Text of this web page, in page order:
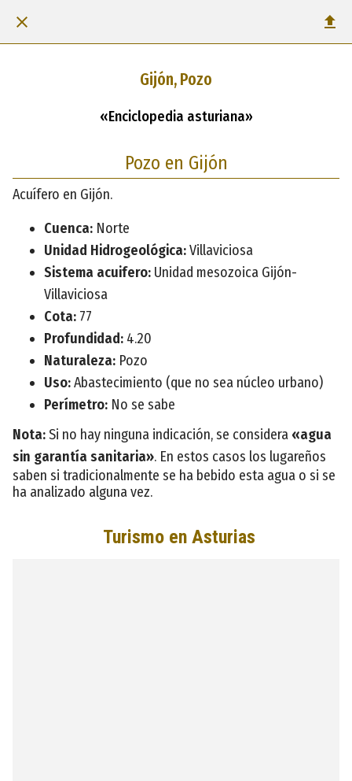
Gijón, Pozo
«Enciclopedia asturiana»
Pozo en Gijón
Acuífero en Gijón.
Cuenca: Norte
Unidad Hidrogeológica:Villaviciosa
Sistema acuifero: Unidad mesozoica Gijón-
Villaviciosa
Cota: 77
Profundidad: 4.20
Naturaleza: Pozo
Uso:Abastecimiento (que no sea núcleo urbano)
Perímetro: No se sabe
Nota:Si no hay ninguna indicación, se considera «agua
sin garantía sanitaria». En estos casos los lugareños
saben si tradicionalmente se ha bebido esta agua o si se
ha analizado alguna vez.